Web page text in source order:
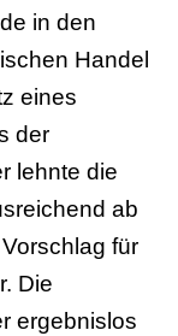
in den
Handel
eines
der
lehnte die
ab
für
Die
ergebnislos